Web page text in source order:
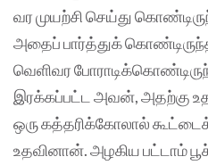
வர முயற்சி செய்து
அதைப் பார்த்துக்
வெளிவர
இரக்கப்பட்ட அவன், அதற்கு
ஒரு கத்தரிக்கோலால்
உதவினான். அழகிய பட்டாம்